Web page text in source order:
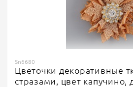
Sn6680
Цветочки декоративные
стразами, цвет капучино,